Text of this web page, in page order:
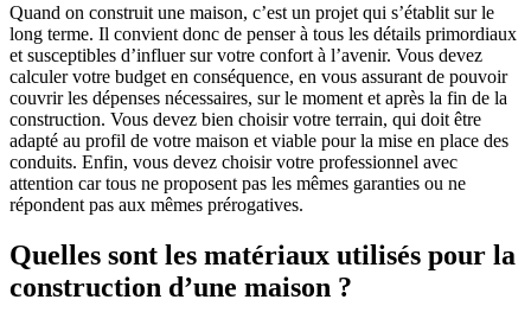
Quand on construit une maison, c’est un projet qui s’établit sur le
long terme. Il convient donc de penser à tous les détails primordiaux
et susceptibles d’influer sur votre confort à l’avenir. Vous devez
calculer votre budget en conséquence, en vous assurant de pouvoir
couvrir les dépenses nécessaires, sur le moment et après la fin de la
construction. Vous devez bien choisir votre terrain, qui doit être
adapté au profil de votre maison et viable pour la mise en place des
conduits. Enfin, vous devez choisir votre professionnel avec
attention car tous ne proposent pas les mêmes garanties ou ne
répondent pas aux mêmes prérogatives.
Quelles sont les matériaux utilisés pour la
construction d’une maison ?